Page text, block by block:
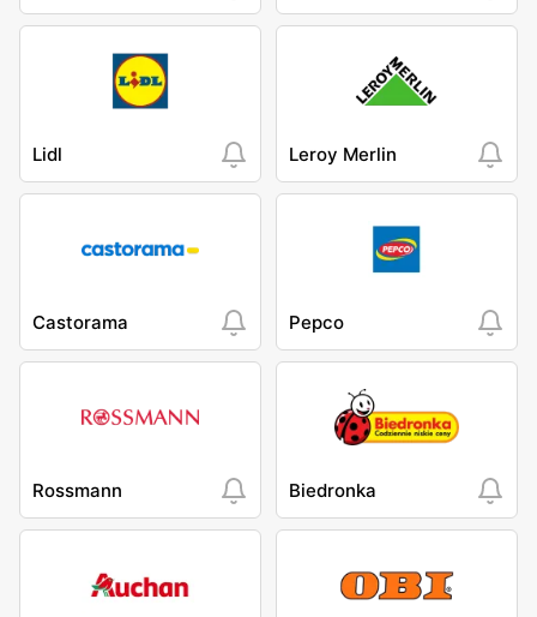
Lidl Leroy Merlin
Castorama Pepco
Rossmann Biedronka